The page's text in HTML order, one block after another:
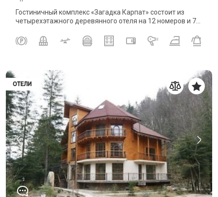
Гостиничный комплекс «Загадка Карпат» состоит из
четырехэтажного деревянного отеля на 12 номеров и 7...
ОТЕЛИ